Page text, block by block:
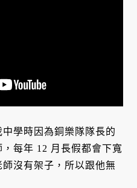
中學時因為銅樂隊隊長的
每年 12 月長假都會下寬
沒有架子，所以跟他無